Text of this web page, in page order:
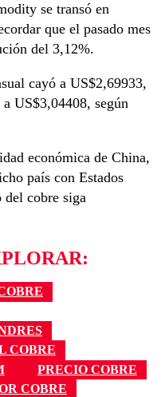
se transó en
que el pasado mes
del 3,12%.
cayó a US$2,69933,
US$3,04408, según
económica de China,
país con Estados
del cobre siga
COBRE
PRECIO COBRE
COBRE